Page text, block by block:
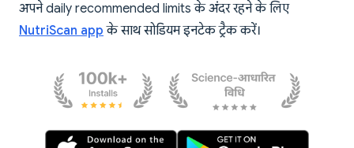
अपने daily recommended limits के अंदर रहने के लिए
NutriScan app के साथ सोडियम इनटेक ट्रैक करें।